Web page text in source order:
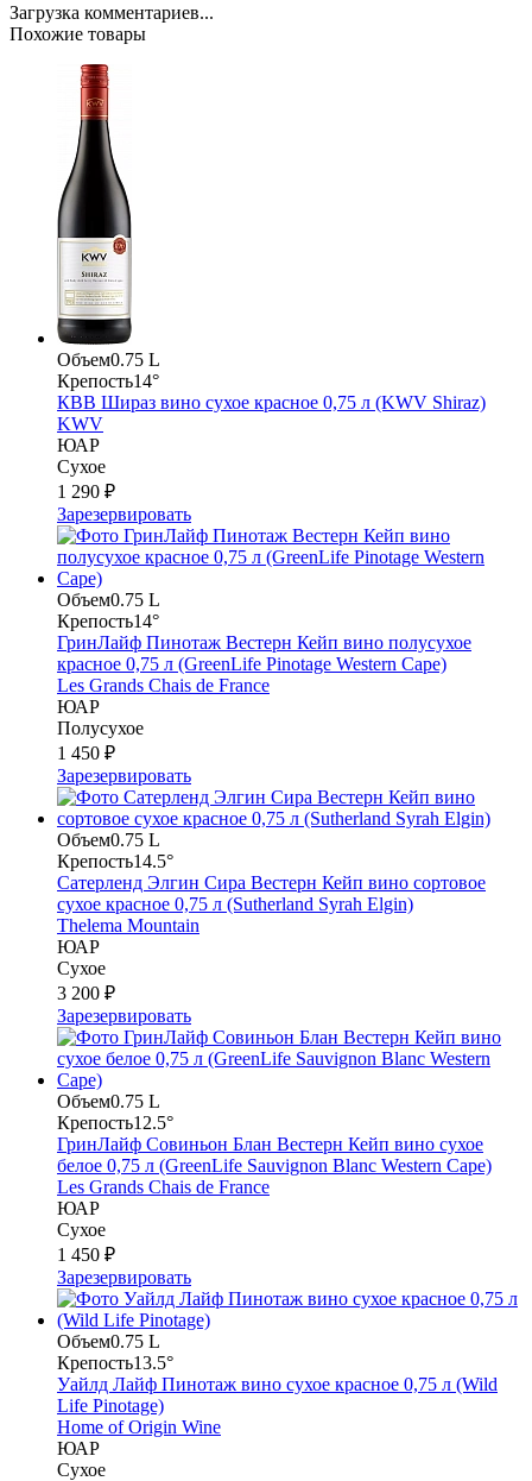
Загрузка комментариев...
Похожие товары
Объем0.75 L
Крепость14°
КВВ Шираз вино сухое красное 0,75 л (KWV Shiraz)
KWV
ЮАР
Сухое
1 290 ₽
Зарезервировать
Объем0.75 L
Крепость14°
ГринЛайф Пинотаж Вестерн Кейп вино полусухое
красное 0,75 л (GreenLife Pinotage Western Cape)
Les Grands Chais de France
ЮАР
Полусухое
1 450 ₽
Зарезервировать
Объем0.75 L
Крепость14.5°
Сатерленд Элгин Сира Вестерн Кейп вино сортовое
сухое красное 0,75 л (Sutherland Syrah Elgin)
Thelema Mountain
ЮАР
Сухое
3 200 ₽
Зарезервировать
Объем0.75 L
Крепость12.5°
ГринЛайф Совиньон Блан Вестерн Кейп вино сухое
белое 0,75 л (GreenLife Sauvignon Blanc Western Cape)
Les Grands Chais de France
ЮАР
Сухое
1 450 ₽
Зарезервировать
Объем0.75 L
Крепость13.5°
Уайлд Лайф Пинотаж вино сухое красное 0,75 л (Wild
Life Pinotage)
Home of Origin Wine
ЮАР
Сухое